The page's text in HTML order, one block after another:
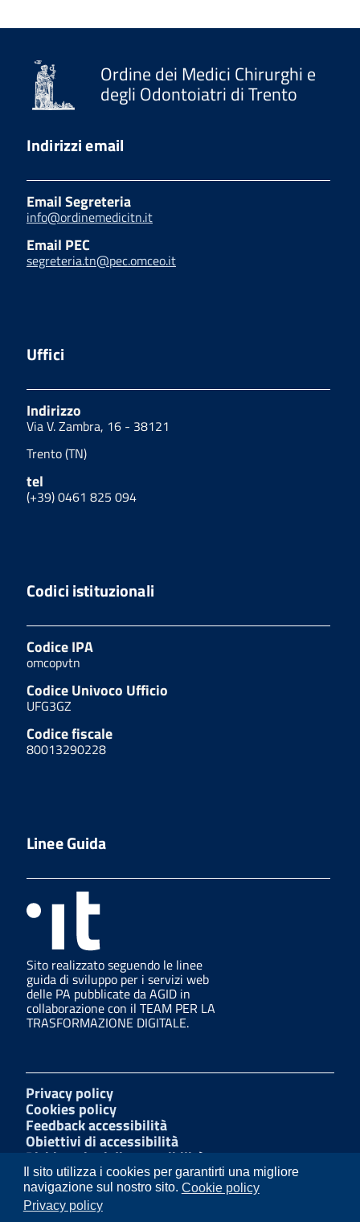
Il sito utilizza i cookies per garantirti una migliore
navigazione sul nostro sito. Cookie policy
Privacy policy
Ordine dei Medici Chirurghi e
degli Odontoiatri di Trento
Indirizzi email
Email Segreteria
info@ordinemedicitn.it
Email PEC
segreteria.tn@pec.omceo.it
Uffici
Indirizzo
Via V. Zambra, 16 - 38121
Trento (TN)
tel
(+39) 0461 825 094
Codici istituzionali
Codice IPA
omcopvtn
Codice Univoco Ufficio
UFG3GZ
Codice fiscale
80013290228
Linee Guida
Sito realizzato seguendo le linee
guida di sviluppo per i servizi web
delle PA pubblicate da AGID in
collaborazione con il TEAM PER LA
TRASFORMAZIONE DIGITALE.
Privacy policy
Cookies policy
Feedback accessibilità
Obiettivi di accessibilità
Dichiarazioni di accessibilità
Amministrazione Trasparente
Mappa del sito
Segnalazioni di illecito